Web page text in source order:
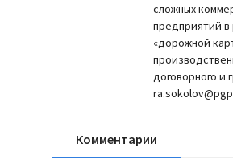
сложных
предприятий в
«дорожной
договорного и
Комментарии